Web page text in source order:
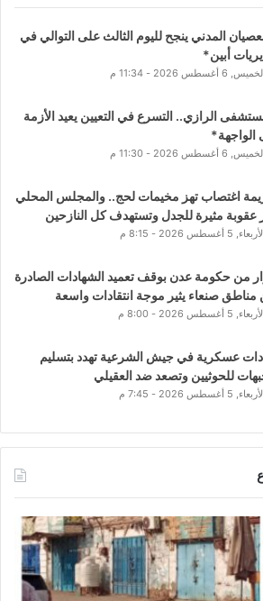
المدني ينجح لليوم الثالث على التوالي في
أبين*
6 أغسطس 2026 - 11:34 م
الرازي.. التسرع في التعيين يعيد الأزمة
الواجهة*
6 أغسطس 2026 - 11:30 م
اغتصاب تهز مخيمات لحج.. والمجلس المحلي
عقوبة مثيرة للجدل وتستهدف كل النازحين
5 أغسطس 2026 - 8:15 م
من حكومة عدن بوقف تعميد الشهادات الصادرة
مناطق صنعاء يثير موجة انتقادات واسعة
5 أغسطس 2026 - 8:00 م
عسكرية في جيش الشرعية تهدد بتسليم
للحوثيين وتصعد ضد العقيلي
5 أغسطس 2026 - 7:45 م